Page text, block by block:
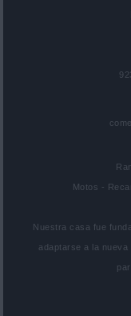
Motos -
Nuestra casa fue
adaptarse a la